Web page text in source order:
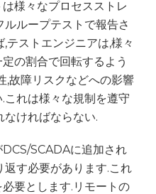
様々なプロセスストレ
ループテストで報告さ
テストエンジニアは,様々
の割合で回転するよう
,故障リスクなどへの影響
これは様々な規制を遵守
なければならない.
SCADAに追加され
返す必要があります.これ
要とします.リモートの